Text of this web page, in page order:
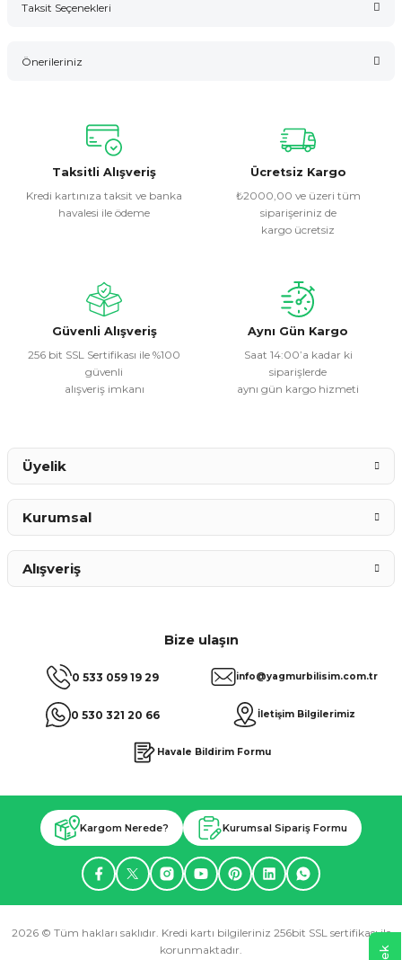
Taksit Seçenekleri
Önerileriniz
konularda yetersiz gördüğünüz noktaları öneri formunu
kullanarak tarafımıza iletebilirsiniz.
Görüş ve önerileriniz için teşekkür ederiz.
Ürün resmi kalitesiz, bozuk veya görüntülenemiyor.
Ürün fiyatı diğer sitelerden daha pahalı.
Bu ürüne benzer farklı alternatifler olmalı.
Taksitli Alışveriş
Kredi kartınıza taksit ve banka
havalesi ile ödeme
Ücretsiz Kargo
₺2000,00 ve üzeri tüm
siparişeriniz de
kargo ücretsiz
Güvenli Alışveriş
256 bit SSL Sertifikası ile %100
güvenli
alışveriş imkanı
Aynı Gün Kargo
Saat 14:00’a kadar ki
siparişlerde
aynı gün kargo hizmeti
Bize ulaşın
0 533 059 19 29
0 530 321 20 66
info@yagmurbilisim.com.tr
İletişim Bilgilerimiz
Havale Bildirim Formu
Üyelik
Kurumsal
Alışveriş
Kargom Nerede? Kurumsal Sipariş Formu
2026 © Tüm hakları saklıdır. Kredi kartı bilgileriniz 256bit SSL sertifikası ile
korunmaktadır.